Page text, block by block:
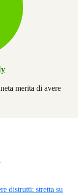
merita di avere